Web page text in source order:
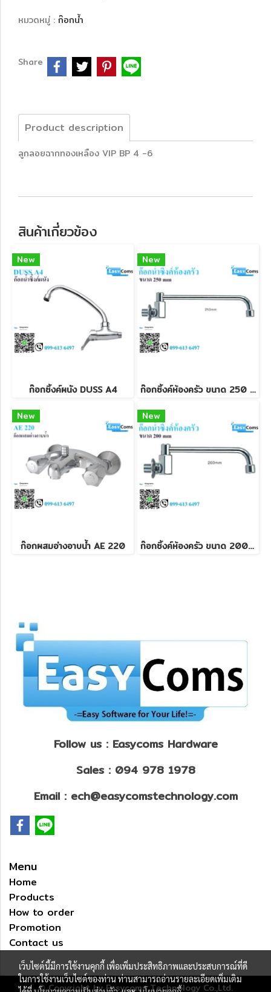
หมวดหมู่ : ก๊อกน้ำ
Share
Product description
ลูกลอยฉากทองเหลือง VIP BP 4 -6
สินค้าเกี่ยวข้อง
New
ก๊อกซิ้งค์ผนัง DUSS A4
New
ก๊อกซิ้งค์ห้องครัว ขนาด 250 mm
New
ก๊อกผสมอ่างอาบน้ำ AE 220
New
ก๊อกซิ้งค์ห้องครัว ขนาด 200 mm
Follow us : Easycoms Hardware
Sales : 094 978 1978
Email : ech@easycomstechnology.com
Menu
Home
Products
How to order
Promotion
Contact us
© Copyright by Easycoms Technology Co.,Ltd.
เว็บไซต์นี้มีการใช้งานคุกกี้ เพื่อเพิ่มประสิทธิภาพและประสบการณ์ที่ดี
ในการใช้งานเว็บไซต์ของท่าน ท่านสามารถอ่านรายละเอียดเพิ่มเติม